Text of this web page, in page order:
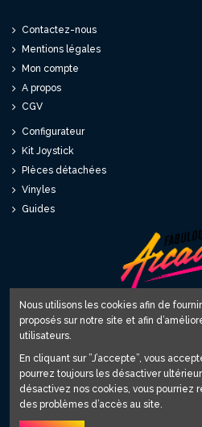
Contactez-nous
Mentions légales
Mon compte
A propos
CGV
Configurateur
Kit Joystick
PIèces détachées
Vinyles
Guides
Fabulous World SARL
12 avenue du Relai 81220 Saint Paul Cap
contact@fabulous-arcade.com
Inscrivez-vous à notre
Nous utilisons les cookies afin de
proposés sur notre site et afin
utilisateurs.
En cliquant sur ”J’accepte”, vous
pourrez toujours les désactiver
désactivez nos cookies, vous pourriez
des problèmes d’accès au site.